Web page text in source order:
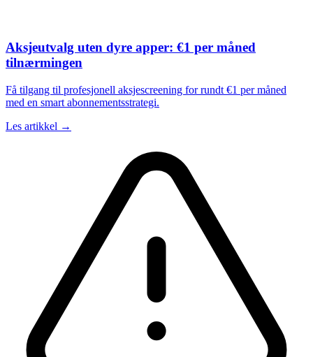
Aksjeutvalg uten dyre apper: €1 per måned
tilnærmingen
Få tilgang til profesjonell aksjescreening for rundt €1 per måned
med en smart abonnementsstrategi.
Les artikkel →